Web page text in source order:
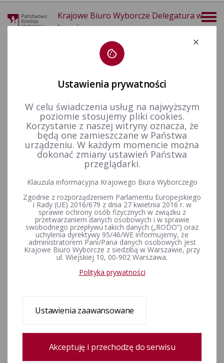
Krajowe Biuro Wyborcze Delegatura w
Legnicy
Wybory samorządowe i referenda lokalne Wybory samorządowe w 2024 r. Finansowanie kampanii wyborczej
KOMUNIKAT KOMISARZA WYBORCZEGO W LEGNICY z dnia 4
finansowych komitetów wyborczych uczestniczących w
wyborach organów jednostek samorządu terytorialnego
przeprowadzonych w dniu 7 kwietnia 2024 r. oraz w dniu 21
kwietnia 2024 r.
KOMUNIKAT KOMISARZA WYBORCZEGO W LEGNICY z dnia 15
lipca 2024 r.w sprawie udostępniania do wglądu sprawozdań
finansowych Komitetów Wyborczych uczestniczących w
kwietnia 2024 r
uczestniczących w wyborach organów jednostek samorządu
Ustawienia prywatności
W celu świadczenia usług na najwyższym
poziomie stosujemy pliki cookies.
Korzystanie z naszej witryny oznacza, że
będą one zamieszczane w Państwa
urządzeniu. W każdym momencie można
dokonać zmiany ustawień Państwa
przeglądarki.
Klauzula informacyjna Krajowego Biura Wyborczego
Zgodnie z rozporządzeniem Parlamentu Europejskiego
i Rady (UE) 2016/679 z dnia 27 kwietnia 2016 r. w
sprawie ochrony osób fizycznych w związku z
przetwarzaniem danych osobowych i w sprawie
swobodnego przepływu takich danych („RODO”) oraz
uchylenia dyrektywy 95/46/WE informujemy, że
administratorem Pani/Pana danych osobowych jest
Krajowe Biuro Wyborcze z siedzibą w Warszawie, przy
ul. Wiejskiej 10, 00-902 Warszawa.
Polityka prywatności
Ustawienia zaawansowane
Akceptuję i przechodzę do serwisu